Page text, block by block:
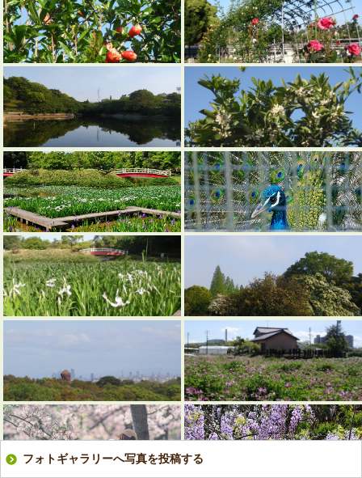
フォトギャラリーへ写真を投稿する